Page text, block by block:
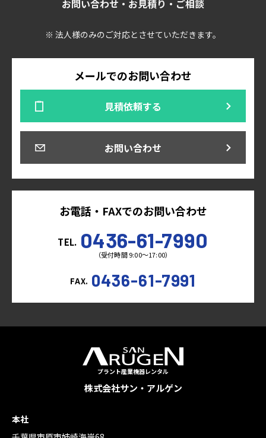
お問い合わせ・お見積り・ご相談
※ 法人様のみのご対応とさせていただきます。
メールでのお問い合わせ
見積依頼する
お問い合わせ
お電話・FAXでのお問い合わせ
TEL. 0436-61-7990
（受付時間 9:00～17:00）
FAX. 0436-61-7991
プラント産業機器レンタル
株式会社サン・アルゲン
本社